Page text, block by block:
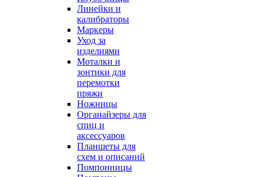
Линейки и
калибраторы
Маркеры
Уход за
изделиями
Моталки и
зонтики для
перемотки
пряжи
Ножницы
Органайзеры для
спиц и
аксессуаров
Планшеты для
схем и описаний
Помпонницы